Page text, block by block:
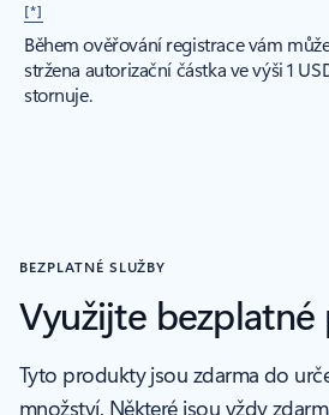
[*]
Během ověřování registrace vám
stržena autorizační částka ve výši 1
stornuje.
BEZPLATNÉ SLUŽBY
Využijte
Tyto produkty jsou zdarma do
množství. Některé jsou vždy